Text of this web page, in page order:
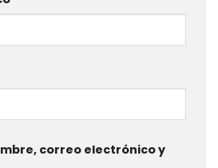
correo electrónico y